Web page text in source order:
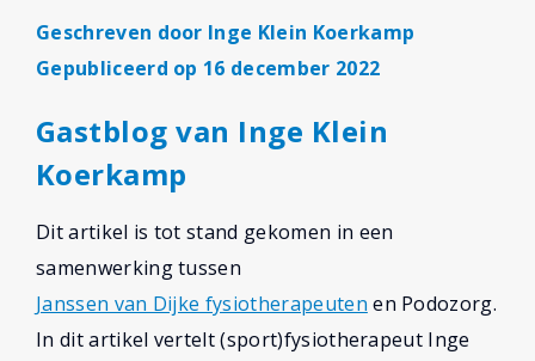
Geschreven door Inge Klein Koerkamp
Gepubliceerd op 16 december 2022
Gastblog van Inge Klein
Koerkamp
Dit artikel is tot stand gekomen in een
samenwerking tussen
Janssen van Dijke fysiotherapeuten en Podozorg.
In dit artikel vertelt (sport)fysiotherapeut Inge